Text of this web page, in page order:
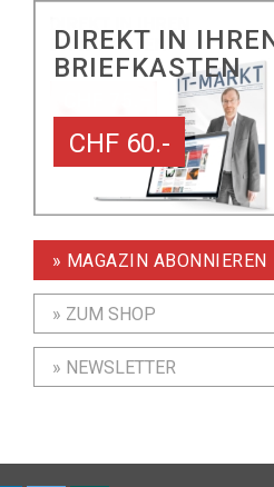
DIREKT IN
BRIEFKASTEN
CHF 60.-
» MAGAZIN ABONNIEREN
» ZUM SHOP
» NEWSLETTER